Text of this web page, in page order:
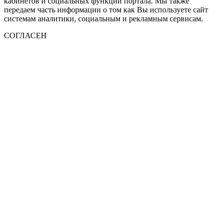
передаем часть информации о том как Вы используете сайт
системам аналитики, социальным и рекламным сервисам.
СОГЛАСЕН